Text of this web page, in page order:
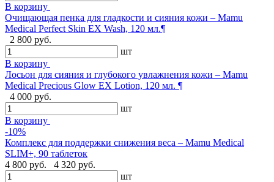
В корзину
Очищающая пенка для гладкости и сияния кожи – Mamu
Medical Perfect Skin EX Wash, 120 мл.¶
2 800 руб.
шт
В корзину
Лосьон для сияния и глубокого увлажнения кожи – Mamu
Medical Precious Glow EX Lotion, 120 мл. ¶
4 000 руб.
шт
В корзину
-10%
Комплекс для поддержки снижения веса – Mamu Medical
SLIM+, 90 таблеток
4 800 руб.
4 320 руб.
шт